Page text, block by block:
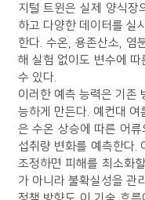
지털 트윈은 실제 양식장
하고 다양한 데이터를 실
한다. 수온, 용존산소, 염
해 실험 없이도 변수에
수 있다.
이러한 예측 능력은 기존
능하게 만든다. 예컨대
은 수온 상승에 따른 어
섭취량 변화를 예측한다.
조정하면 피해를 최소화
가 아니라 불확실성을 관